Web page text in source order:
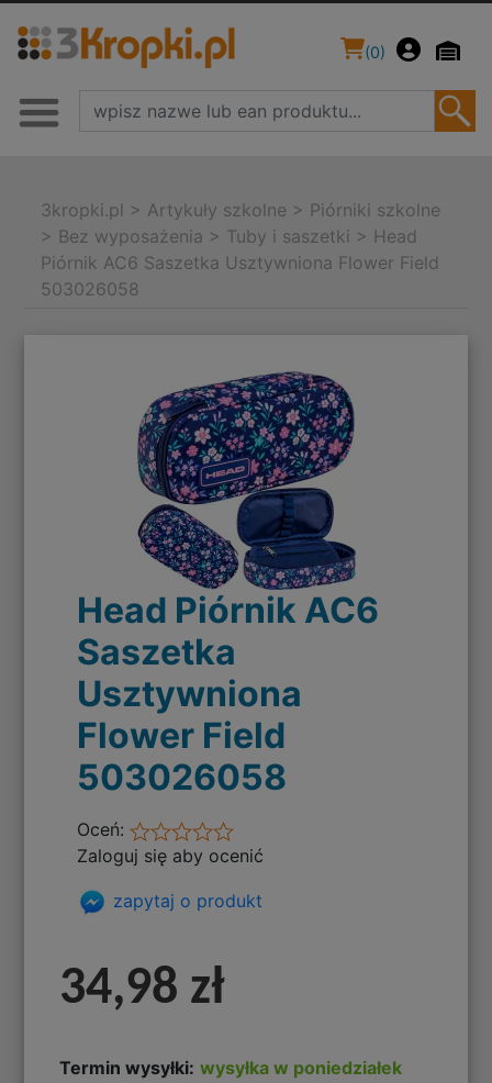
(0)
3kropki.pl > Artykuły szkolne > Piórniki szkolne
> Bez wyposażenia > Tuby i saszetki > Head
Piórnik AC6 Saszetka Usztywniona Flower Field
503026058
Head Piórnik AC6
Saszetka
Usztywniona
Flower Field
503026058
Oceń:
Zaloguj się aby ocenić
zapytaj o produkt
34,98 zł
Termin wysyłki: wysyłka w poniedziałek